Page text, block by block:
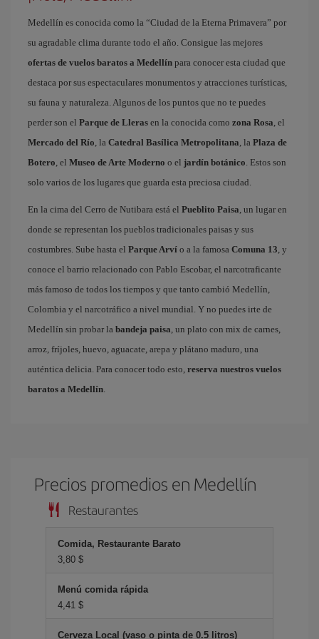
Medellín es conocida como la “Ciudad de la Eterna Primavera” por
su agradable clima durante todo el año. Consigue las mejores
ofertas de vuelos baratos a Medellín para conocer esta ciudad que
destaca por sus espectaculares monumentos y atracciones turísticas,
su fauna y naturaleza. Algunos de los puntos que no te puedes
perder son el Parque de Lleras en la conocida como zona Rosa, el
Mercado del Río, la Catedral Basílica Metropolitana, la Plaza de
Botero, el Museo de Arte Moderno o el jardín botánico. Estos son
solo varios de los lugares que guarda esta preciosa ciudad.
En la cima del Cerro de Nutibara está el Pueblito Paisa, un lugar en
donde se representan los pueblos tradicionales paisas y sus
costumbres. Sube hasta el Parque Arví o a la famosa Comuna 13, y
conoce el barrio relacionado con Pablo Escobar, el narcotraficante
más famoso de todos los tiempos y que tanto cambió Medellín,
Colombia y el narcotráfico a nivel mundial. Y no puedes irte de
Medellín sin probar la bandeja paisa, un plato con mix de carnes,
arroz, fríjoles, huevo, aguacate, arepa y plátano maduro, una
auténtica delicia. Para conocer todo esto, reserva nuestros vuelos
baratos a Medellín.
Precios promedios en Medellín
Restaurantes
Comida, Restaurante Barato
3,80 $
Menú comida rápida
4,41 $
Cerveza Local (vaso o pinta de 0.5 litros)